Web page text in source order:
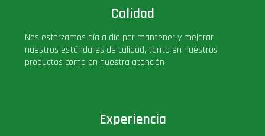
Pop Rides
Calidad
Nos esforzamos día a día por mantener y mejorar
nuestros estándares de calidad, tanto en nuestros
productos como en nuestra atención
Experiencia